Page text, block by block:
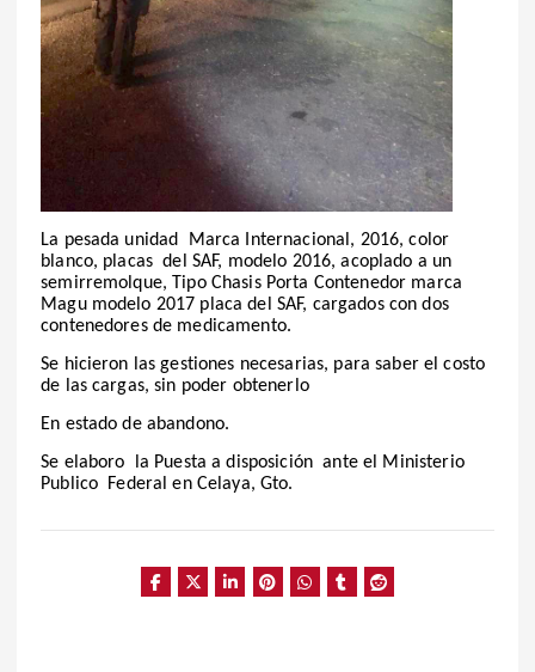
La pesada unidad Marca Internacional, 2016, color
blanco, placas del SAF, modelo 2016, acoplado a un
semirremolque, Tipo Chasis Porta Contenedor marca
Magu modelo 2017 placa del SAF, cargados con dos
contenedores de medicamento.
Se hicieron las gestiones necesarias, para saber el costo
de las cargas, sin poder obtenerlo
En estado de abandono.
Se elaboro la Puesta a disposición ante el Ministerio
Publico Federal en Celaya, Gto.